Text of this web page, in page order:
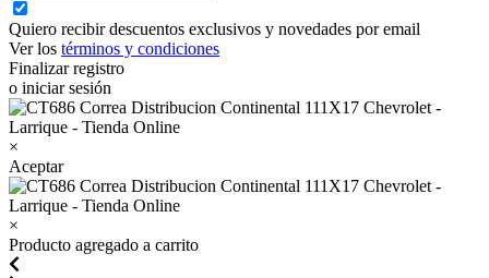
Quiero recibir descuentos exclusivos y novedades por email
Ver los términos y condiciones
Finalizar registro
o iniciar sesión
×
Aceptar
×
Producto agregado a carrito